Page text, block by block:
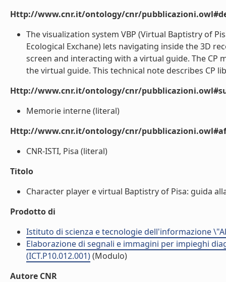
Http://www.cnr.it/ontology/cnr/
The visualization system VBP (Virtual Baptistry of
Ecological Exchane) lets navigating inside the 3D
screen and interacting with a virtual guide. The CP
the virtual guide. This technical note describes CP
Http://www.cnr.it/ontology/cnr/
Memorie interne (literal)
Http://www.cnr.it/ontology/cnr/
CNR-ISTI, Pisa (literal)
Titolo
Character player e virtual Baptistry of Pisa: guida
Prodotto di
Istituto di scienza e tecnologie dell'informazione
Elaborazione di segnali e immagini per impieghi
(ICT.P10.012.001)(Modulo)
Autore CNR